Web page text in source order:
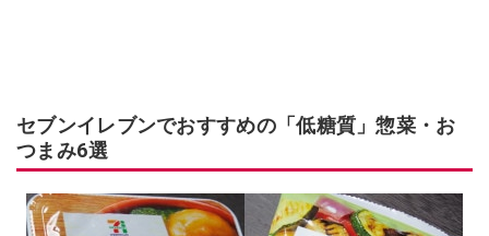
セブンイレブンでおすすめの「低糖質」惣菜・お
つまみ6選